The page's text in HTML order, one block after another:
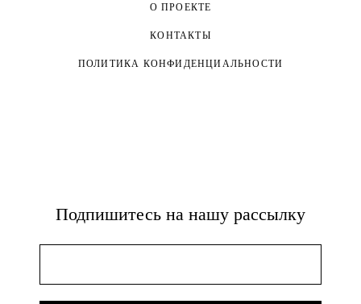
О ПРОЕКТЕ
КОНТАКТЫ
ПОЛИТИКА КОНФИДЕНЦИАЛЬНОСТИ
Подпишитесь на нашу рассылку